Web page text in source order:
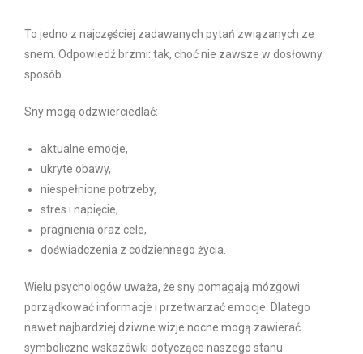
To jedno z najczęściej zadawanych pytań związanych ze
snem. Odpowiedź brzmi: tak, choć nie zawsze w dosłowny
sposób.
Sny mogą odzwierciedlać:
aktualne emocje,
ukryte obawy,
niespełnione potrzeby,
stres i napięcie,
pragnienia oraz cele,
doświadczenia z codziennego życia.
Wielu psychologów uważa, że sny pomagają mózgowi
porządkować informacje i przetwarzać emocje. Dlatego
nawet najbardziej dziwne wizje nocne mogą zawierać
symboliczne wskazówki dotyczące naszego stanu